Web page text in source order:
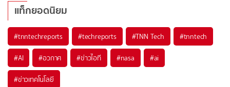
แท็กยอดนิยม
#tnntechreports #techreports #TNN Tech #tnntech
#AI #อวกาศ #ข่าวไอที #nasa #ai
#ข่าวเทคโนโลยี